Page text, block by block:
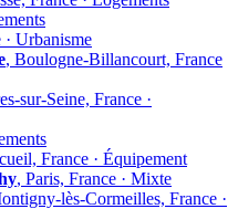
· Urbanisme
, Boulogne-Billancourt, France
sur-Seine, France ·
France · Équipement
, Paris, France · Mixte
lès-Cormeilles, France ·